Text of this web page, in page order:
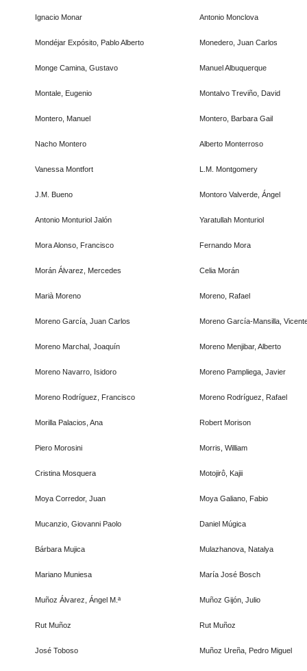
Ignacio Monar Antonio Monclova
Mondéjar Expósito, Pablo Alberto Monedero, Juan Carlos
Monge Camina, Gustavo Manuel Albuquerque
Montale, Eugenio Montalvo Treviño, David
Montero, Manuel Montero, Barbara Gail
Nacho Montero Alberto Monterroso
Vanessa Montfort L.M. Montgomery
J.M. Bueno Montoro Valverde, Ángel
Antonio Monturiol Jalón Yaratullah Monturiol
Mora Alonso, Francisco Fernando Mora
Morán Álvarez, Mercedes Celia Morán
Marià Moreno Moreno, Rafael
Moreno García, Juan Carlos Moreno García-Mansilla,
Moreno Marchal, Joaquín Moreno Menjibar, Alberto
Moreno Navarro, Isidoro Moreno Pampliega, Javier
Moreno Rodríguez, Francisco Moreno Rodríguez, Rafael
Morilla Palacios, Ana Robert Morison
Piero Morosini Morris, William
Cristina Mosquera Motojirô, Kajii
Moya Corredor, Juan Moya Galiano, Fabio
Mucanzio, Giovanni Paolo Daniel Múgica
Bárbara Mujica Mulazhanova, Natalya
Mariano Muniesa María José Bosch
Muñoz Álvarez, Ángel M.ª Muñoz Gijón, Julio
Rut Muñoz Rut Muñoz
José Toboso Muñoz Ureña, Pedro Miguel